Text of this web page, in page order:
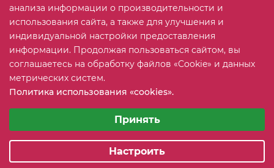
2005-2026 © mebelier51.ru - модный интернет-магазин не
дорогой корпусной мебели. Все права защищены.
анализа информации о производительности и
использования сайта, а также для улучшения и
индивидуальной настройки предоставления
информации. Продолжая пользоваться сайтом, вы
соглашаетесь на обработку файлов «Cookie» и данных
метрических систем.
Политика использования «cookies».
Аналитические/Функциональные
Принять
Настроить